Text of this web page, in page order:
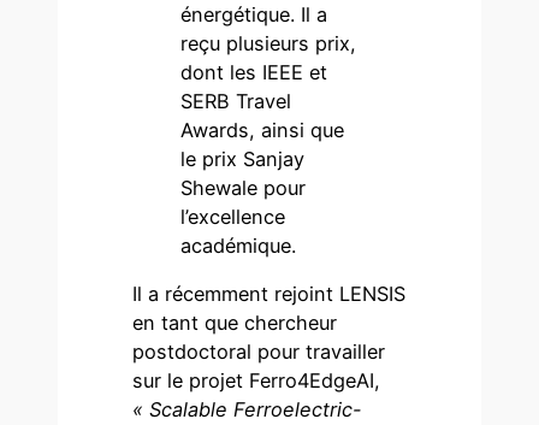
énergétique. Il a
reçu plusieurs prix,
dont les IEEE et
SERB Travel
Awards, ainsi que
le prix Sanjay
Shewale pour
l’excellence
académique.
Il a récemment rejoint LENSIS
en tant que chercheur
postdoctoral pour travailler
sur le projet Ferro4EdgeAI,
« Scalable Ferroelectric-